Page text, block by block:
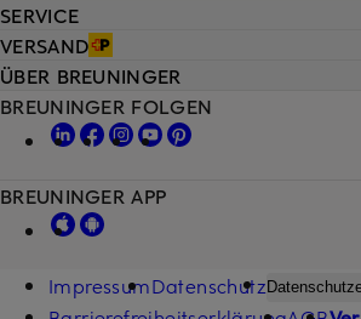
SERVICE
VERSAND
ÜBER BREUNINGER
BREUNINGER FOLGEN
BREUNINGER APP
ImpressumDatenschutz